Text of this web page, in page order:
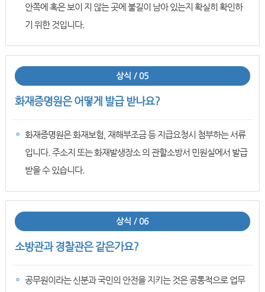
안쪽에 혹은 보이 지 않는 곳에 불길이 남아 있는지 확실히 확인하
기 위한 것입니다.
상식 / 05
화재증명원은 어떻게 발급 받나요?
화재증명원은 화재보험, 재해부조금 등 지급요청시 첨부하는 서류
입니다. 주소지 또는 화재발생장소 의 관할소방서 민원실에서 발급
받을 수 있습니다.
상식 / 06
소방관과 경찰관은 같은가요?
공무원이라는 신분과 국민의 안전을 지키는 것은 공통적으로 업무